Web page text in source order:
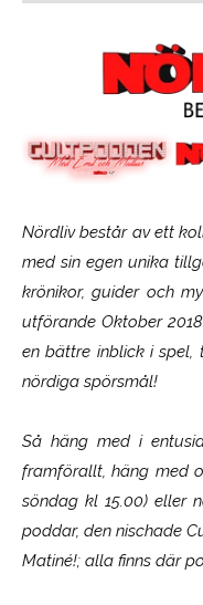
Nördliv består av ett
med sin egen unika
krönikor, guider och
utförande Oktober
en bättre inblick i spel,
nördiga spörsmål!
Så häng med i
framförallt, häng med
söndag kl 15.00) eller
poddar, den nischade
Matiné!; alla finns där